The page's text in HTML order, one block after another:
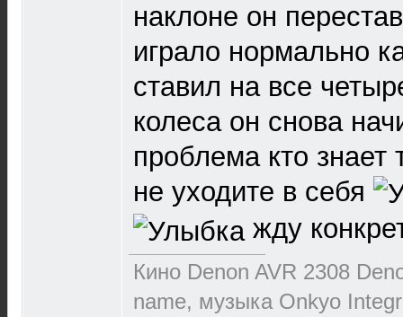
наклоне он
играло нормально
ставил на все
колеса он снова
проблема кто знает
не уходите в себя
жду
Кино Denon AVR 2308
name, музыка Onkyo